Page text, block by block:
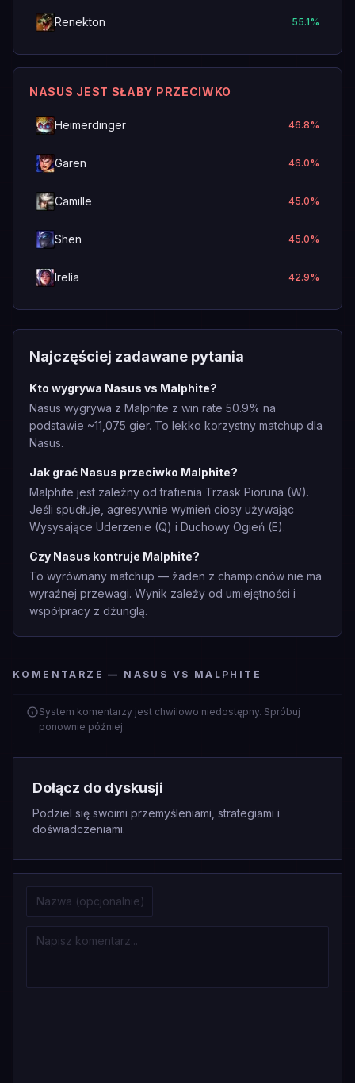
Renekton 55.1%
NASUS JEST SŁABY PRZECIWKO
Heimerdinger 46.8%
Garen 46.0%
Camille 45.0%
Shen 45.0%
Irelia 42.9%
Najczęściej zadawane pytania
Kto wygrywa Nasus vs Malphite?
Nasus wygrywa z Malphite z win rate 50.9% na
podstawie ~11,075 gier. To lekko korzystny matchup dla
Nasus.
Jak grać Nasus przeciwko Malphite?
Malphite jest zależny od trafienia Trzask Pioruna (W).
Jeśli spudłuje, agresywnie wymień ciosy używając
Wysysające Uderzenie (Q) i Duchowy Ogień (E).
Czy Nasus kontruje Malphite?
To wyrównany matchup — żaden z championów nie ma
wyraźnej przewagi. Wynik zależy od umiejętności i
współpracy z dżunglą.
KOMENTARZE — NASUS VS MALPHITE
System komentarzy jest chwilowo niedostępny. Spróbuj
ponownie później.
Dołącz do dyskusji
Podziel się swoimi przemyśleniami, strategiami i
doświadczeniami.